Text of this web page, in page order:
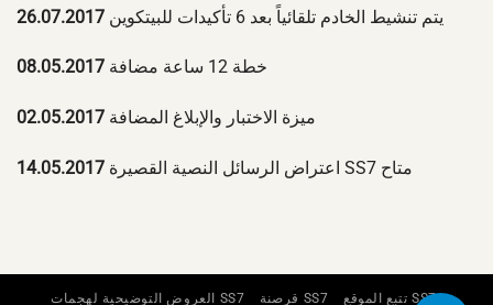
26.07.2017 يتم تنشيط الخادم تلقائياً بعد 6 تأكيدات للبيتكوين
08.05.2017 خطة 12 ساعة مضافة
02.05.2017 ميزة الاختبار والإبلاغ المضافة
14.05.2017 اعتراض الرسائل النصية القصيرة SS7 متاح
العروض التوضيحية لهجمات SS7 قرصنة SS7 تتبع الموقع SS7